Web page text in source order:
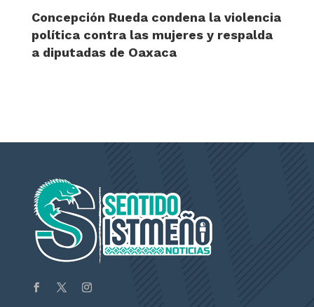
Concepción Rueda condena la violencia
política contra las mujeres y respalda
a diputadas de Oaxaca